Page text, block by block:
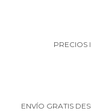
PRECIOS
ENVÍO GRATIS